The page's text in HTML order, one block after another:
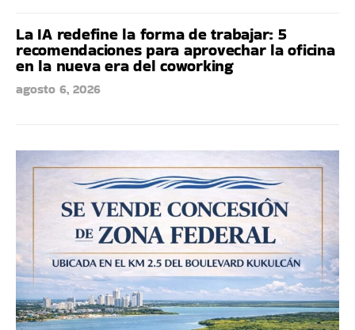
La IA redefine la forma de trabajar: 5
recomendaciones para aprovechar la oficina
en la nueva era del coworking
agosto 6, 2026